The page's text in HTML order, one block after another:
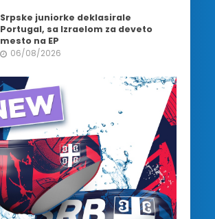
Srpske juniorke deklasirale
Portugal, sa Izraelom za deveto
mesto na EP
06/08/2026